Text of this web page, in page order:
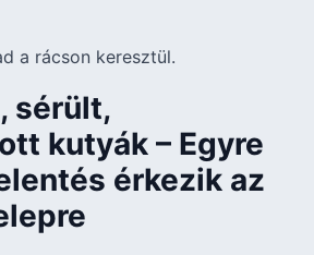
sérült,
kutyák – Egyre
érkezik az